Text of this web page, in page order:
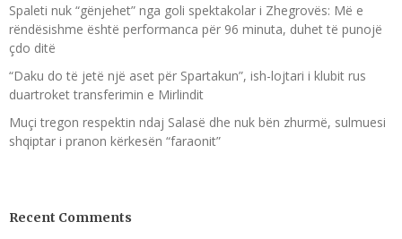
Spaleti nuk “gënjehet” nga goli spektakolar i Zhegrovës: Më e
rëndësishme është performanca për 96 minuta, duhet të punojë
çdo ditë
“Daku do të jetë një aset për Spartakun”, ish-lojtari i klubit rus
duartroket transferimin e Mirlindit
Muçi tregon respektin ndaj Salasë dhe nuk bën zhurmë, sulmuesi
shqiptar i pranon kërkesën “faraonit”
Recent Comments